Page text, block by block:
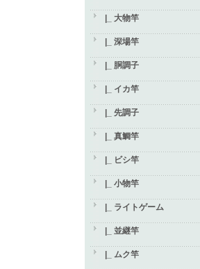
|_ 大物竿
|_ 深場竿
|_ 胴調子
|_ イカ竿
|_ 先調子
|_ 真鯛竿
|_ ビシ竿
|_ 小物竿
|_ ライトゲーム
|_ 並継竿
|_ ムク竿